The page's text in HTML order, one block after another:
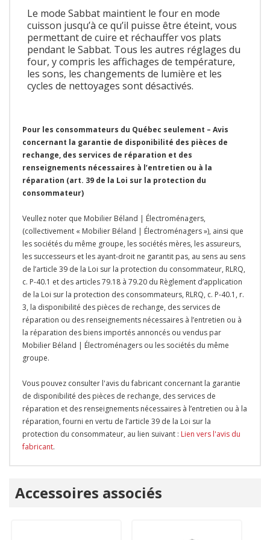
Le mode Sabbat maintient le four en mode
cuisson jusqu’à ce qu’il puisse être éteint, vous
permettant de cuire et réchauffer vos plats
pendant le Sabbat. Tous les autres réglages du
four, y compris les affichages de température,
les sons, les changements de lumière et les
cycles de nettoyages sont désactivés.
Pour les consommateurs du Québec seulement – Avis
concernant la garantie de disponibilité des pièces de
rechange, des services de réparation et des
renseignements nécessaires à l’entretien ou à la
réparation (art. 39 de la Loi sur la protection du
consommateur)
Veullez noter que Mobilier Béland | Électroménagers,
(collectivement « Mobilier Béland | Électroménagers »), ainsi que
les sociétés du même groupe, les sociétés mères, les assureurs,
les successeurs et les ayant-droit ne garantit pas, au sens au sens
de l’article 39 de la Loi sur la protection du consommateur, RLRQ,
c. P-40.1 et des articles 79.18 à 79.20 du Règlement d’application
de la Loi sur la protection des consommateurs, RLRQ, c. P-40.1, r.
3, la disponibilité des pièces de rechange, des services de
réparation ou des renseignements nécessaires à l’entretien ou à
la réparation des biens importés annoncés ou vendus par
Mobilier Béland | Électroménagers ou les sociétés du même
groupe.
Vous pouvez consulter l'avis du fabricant concernant la garantie
de disponibilité des pièces de rechange, des services de
réparation et des renseignements nécessaires à l’entretien ou à la
réparation, fourni en vertu de l’article 39 de la Loi sur la
protection du consommateur, au lien suivant : Lien vers l'avis du
fabricant.
Accessoires associés